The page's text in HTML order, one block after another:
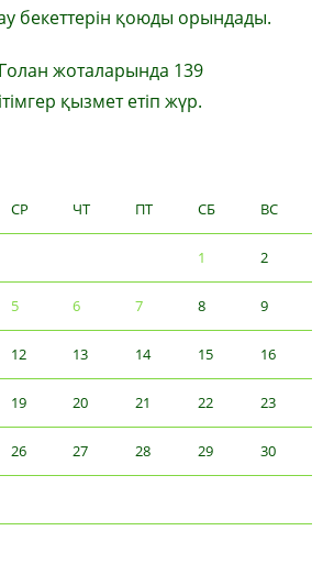
бекеттерін қоюды орындады.
Голан жоталарында 139
қызмет етіп жүр.
СР ЧТ ПТ СБ ВС
1 2
5 6 7 8 9
12 13 14 15 16
19 20 21 22 23
26 27 28 29 30